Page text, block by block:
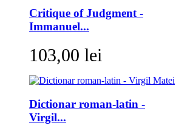
Critique of Judgment -
Immanuel...
103,00 lei
Dictionar roman-latin -
Virgil...